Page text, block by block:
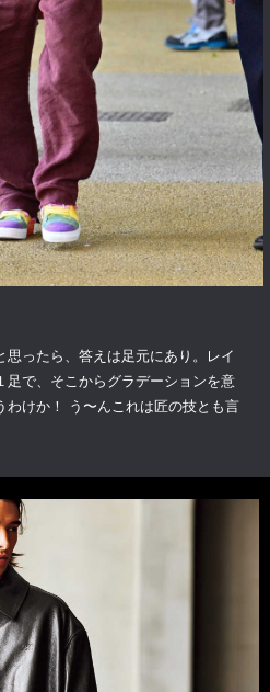
思ったら、答えは足元にあり。レイ
足で、そこからグラデーションを意
わけか！ う〜んこれは匠の技とも言